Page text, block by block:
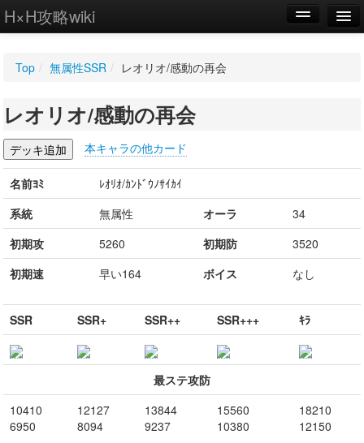
H×H攻略wiki
WIKI
設定
Top / 無属性SSR / レオリオ/感動の再会
レオリオ/感動の再会
本キャラの他カード
名前ﾖﾐ
ﾚｵﾘｵ/ｶﾝﾄﾞｳﾉｻｲｶｲ
系統
無属性 オーラ
34
初期攻
5260 初期防
3520
初期速
早い164 ボイス なし
SSR SSR+ SSR++ SSR+++ ｷﾗ
最ステ攻防
10410
6950
12127
8094
13844
9237
15560
10380
18210
12150